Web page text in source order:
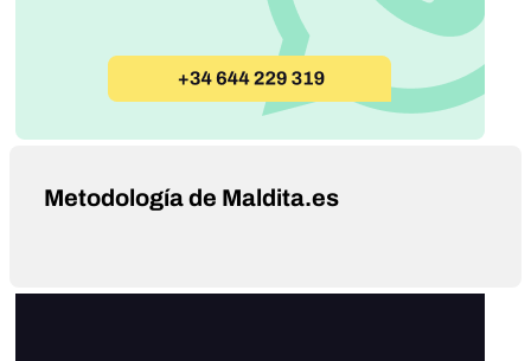
Metodología de Maldita.es